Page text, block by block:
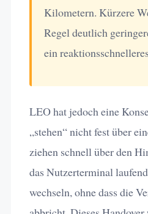
Kilometern. Kürzere
Regel deutlich
ein
LEO hat jedoch eine
„stehen“ nicht fest über
ziehen schnell über den
das Nutzerterminal
wechseln, ohne dass die